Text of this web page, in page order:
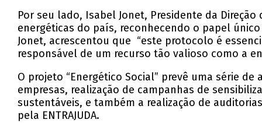
Por seu lado, Isabel Jonet, Presidente da
energéticas do país, reconhecendo o papel
Jonet, acrescentou que “este protocolo é
responsável de um recurso tão valioso como a
O projeto “Energético Social” prevê uma série
empresas, realização de campanhas de
sustentáveis, e também a realização de
pela ENTRAJUDA.